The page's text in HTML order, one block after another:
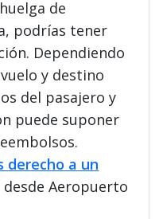
de
podrías tener
Dependiendo
y destino
del pasajero y
puede suponer
derecho a un
Aeropuerto